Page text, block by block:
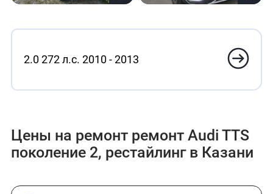
2.0 272 л.с. 2010 - 2013
Цены на ремонт ремонт Audi TTS
поколение 2, рестайлинг в Казани